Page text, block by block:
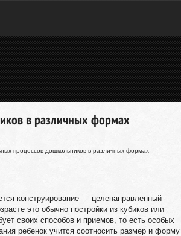
в различных формах
процессов дошкольников в различных формах
конструирование — целенаправленный
это обычно постройки из кубиков или
своих способов и приемов, то есть особых
ребенок учится соотносить размер и форму